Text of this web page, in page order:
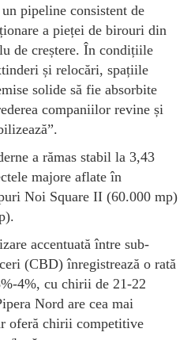
pipeline consistent de
a pieței de birouri din
de creștere. În condițiile
și relocări, spațiile
solide să fie absorbite
companiilor revine și
a rămas stabil la 3,43
majore aflate în
Noi Square II (60.000 mp)
accentuată între sub-
(CBD) înregistrează o rată
4%, cu chirii de 21-22
Nord are cea mai
oferă chirii competitive